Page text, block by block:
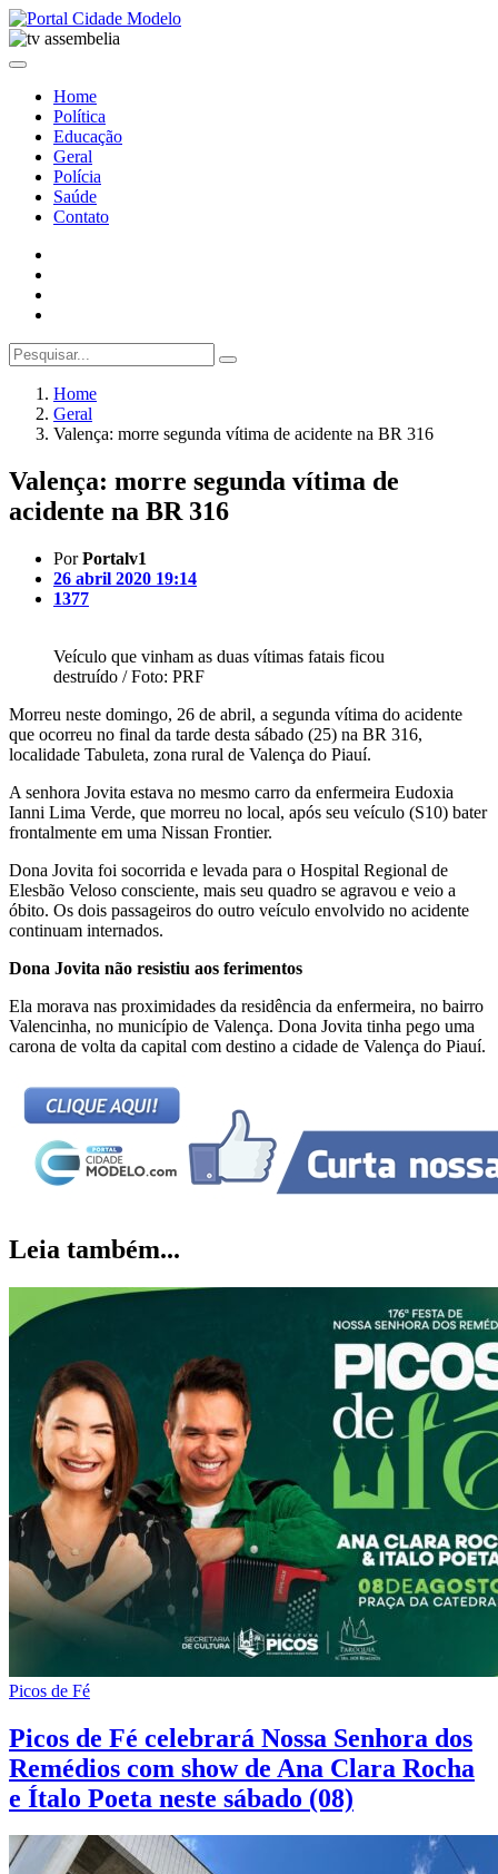
Home
Política
Educação
Geral
Polícia
Saúde
Contato
Home
Geral
Valença: morre segunda vítima de acidente na BR 316
Valença: morre segunda vítima de
acidente na BR 316
PorPortalv1
26 abril 2020 19:14
1377
Veículo que vinham as duas vítimas fatais ficou
destruído / Foto: PRF
Morreu neste domingo, 26 de abril, a segunda vítima do acidente
que ocorreu no final da tarde desta sábado (25) na BR 316,
localidade Tabuleta, zona rural de Valença do Piauí.
A senhora Jovita estava no mesmo carro da enfermeira Eudoxia
Ianni Lima Verde, que morreu no local, após seu veículo (S10) bater
frontalmente em uma Nissan Frontier.
Dona Jovita foi socorrida e levada para o Hospital Regional de
Elesbão Veloso consciente, mais seu quadro se agravou e veio a
óbito. Os dois passageiros do outro veículo envolvido no acidente
continuam internados.
Dona Jovita não resistiu aos ferimentos
Ela morava nas proximidades da residência da enfermeira, no bairro
Valencinha, no município de Valença. Dona Jovita tinha pego uma
carona de volta da capital com destino a cidade de Valença do Piauí.
Leia também...
Picos de Fé
Picos de Fé celebrará Nossa Senhora dos
Remédios com show de Ana Clara Rocha
e Ítalo Poeta neste sábado (08)